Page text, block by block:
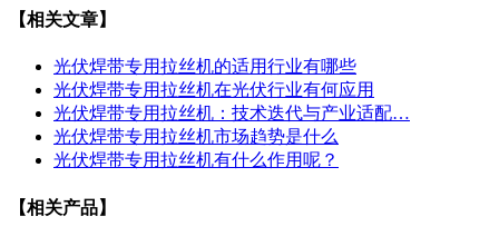
【相关文章】
光伏焊带专用拉丝机的适用行业有哪些
光伏焊带专用拉丝机在光伏行业有何应用
光伏焊带专用拉丝机：技术迭代与产业适配…
光伏焊带专用拉丝机市场趋势是什么
光伏焊带专用拉丝机有什么作用呢？
【相关产品】